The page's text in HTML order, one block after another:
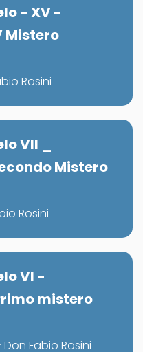
- XV -
Mistero
Rosini
VII _
Mistero
Rosini
VI -
mistero
Fabio Rosini